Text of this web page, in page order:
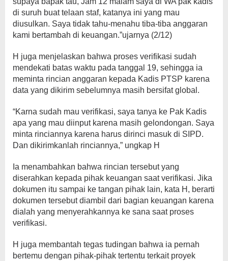
di suruh buat telaan staf, katanya ini yang mau
diusulkan. Saya tidak tahu-menahu tiba-tiba anggaran
kami bertambah di keuangan.”ujarnya (2/12)
H juga menjelaskan bahwa proses verifikasi sudah
mendekati batas waktu pada tanggal 19, sehingga ia
meminta rincian anggaran kepada Kadis PTSP karena
data yang dikirim sebelumnya masih bersifat global.
“Karna sudah mau verifikasi, saya tanya ke Pak Kadis
apa yang mau diinput karena masih gelondongan. Saya
minta rinciannya karena harus dirinci masuk di SIPD.
Dan dikirimkanlah rinciannya,” ungkap H
Ia menambahkan bahwa rincian tersebut yang
diserahkan kepada pihak keuangan saat verifikasi. Jika
dokumen itu sampai ke tangan pihak lain, kata H, berarti
dokumen tersebut diambil dari bagian keuangan karena
dialah yang menyerahkannya ke sana saat proses
verifikasi.
H juga membantah tegas tudingan bahwa ia pernah
bertemu dengan pihak-pihak tertentu terkait proyek